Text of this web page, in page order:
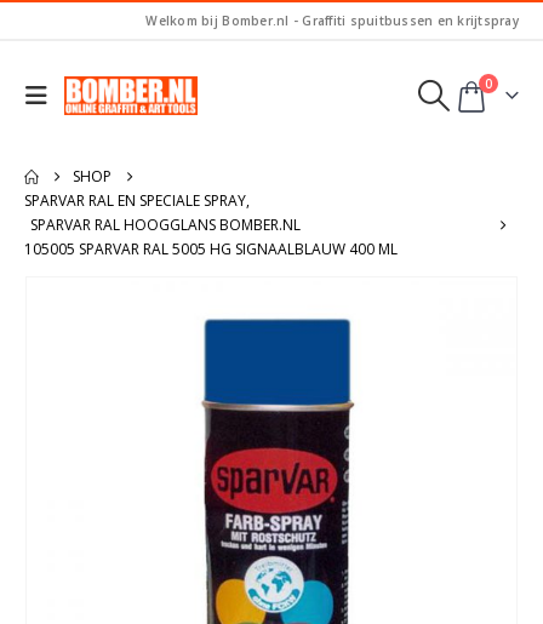
Welkom bij Bomber.nl - Graffiti spuitbussen en krijtspray
0
SHOP
SPARVAR RAL EN SPECIALE SPRAY,
SPARVAR RAL HOOGGLANS BOMBER.NL
105005 SPARVAR RAL 5005 HG SIGNAALBLAUW 400 ML